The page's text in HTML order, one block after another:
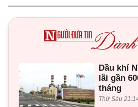
Dầu khí
lãi gần
tháng
Thứ Sáu